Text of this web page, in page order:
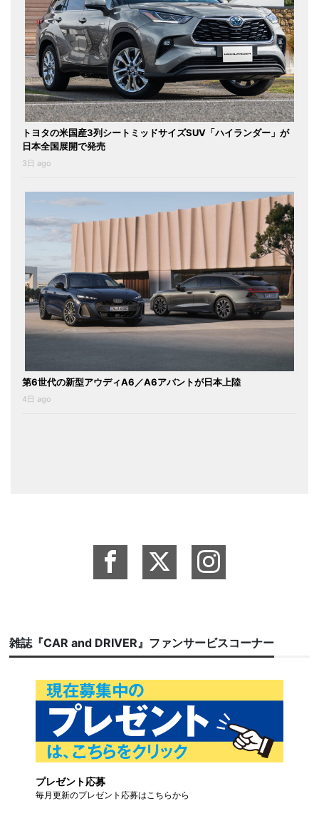
トヨタの米国産3列シートミッドサイズSUV「ハイランダー」が
日本全国展開で発売
3日 ago
第6世代の新型アウディA6／A6アバントが日本上陸
4日 ago
雑誌『CAR and DRIVER』ファンサービスコーナー
プレゼント応募
毎月更新のプレゼント応募はこちらから